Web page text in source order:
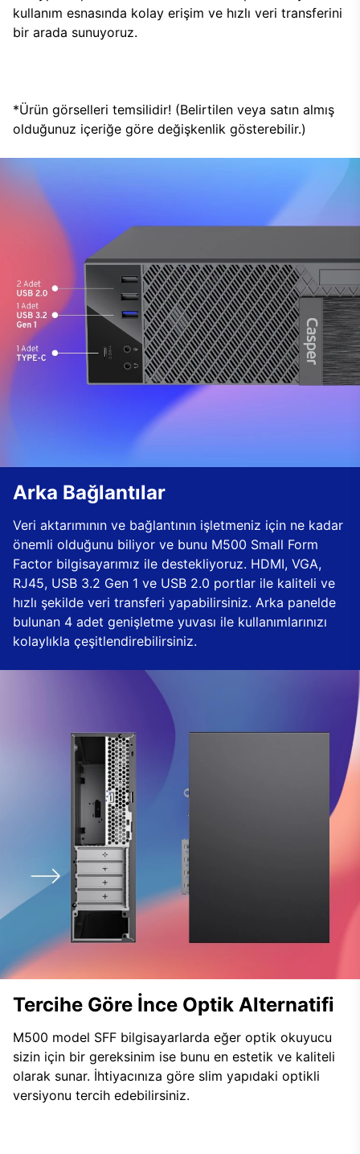
kullanım esnasında kolay erişim ve hızlı veri transferini
bir arada sunuyoruz.
*Ürün görselleri temsilidir! (Belirtilen veya satın almış
olduğunuz içeriğe göre değişkenlik gösterebilir.)
Arka Bağlantılar
Veri aktarımının ve bağlantının işletmeniz için ne kadar
önemli olduğunu biliyor ve bunu M500 Small Form
Factor bilgisayarımız ile destekliyoruz. HDMI, VGA,
RJ45, USB 3.2 Gen 1 ve USB 2.0 portlar ile kaliteli ve
hızlı şekilde veri transferi yapabilirsiniz. Arka panelde
bulunan 4 adet genişletme yuvası ile kullanımlarınızı
kolaylıkla çeşitlendirebilirsiniz.
Tercihe Göre İnce Optik Alternatifi
M500 model SFF bilgisayarlarda eğer optik okuyucu
sizin için bir gereksinim ise bunu en estetik ve kaliteli
olarak sunar. İhtiyacınıza göre slim yapıdaki optikli
versiyonu tercih edebilirsiniz.